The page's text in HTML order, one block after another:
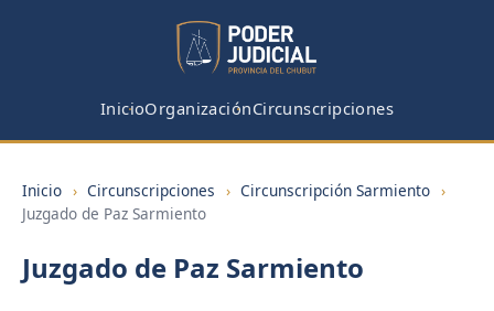
InicioOrganizaciónCircunscripciones
Inicio › Circunscripciones › Circunscripción Sarmiento ›
Juzgado de Paz Sarmiento
Juzgado de Paz Sarmiento